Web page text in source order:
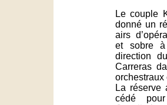
Le couple
donné un
airs
et sobre
direction
Carreras
orchestraux
La réserve
cédé